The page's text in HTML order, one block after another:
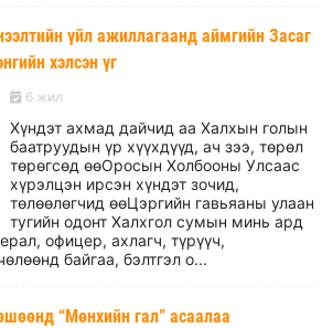
үйл ажиллагаанд аймгийн Засаг
хэлсэн үг
6 жил
Хүндэт ахмад дайчид аа Халхын голын
баатруудын үр хүүхдүүд, ач зээ, төрөл
төрөгсөд өөОросын Холбооны Улсаас
хүрэлцэн ирсэн хүндэт зочид,
төлөөлөгчид өөЦэргийн гавьяаны улаан
тугийн одонт Халхгол сумын минь ард
офицер, ахлагч, түрүүч,
байгаа, бэлтгэл о...
“Мөнхийн гал” асаалаа